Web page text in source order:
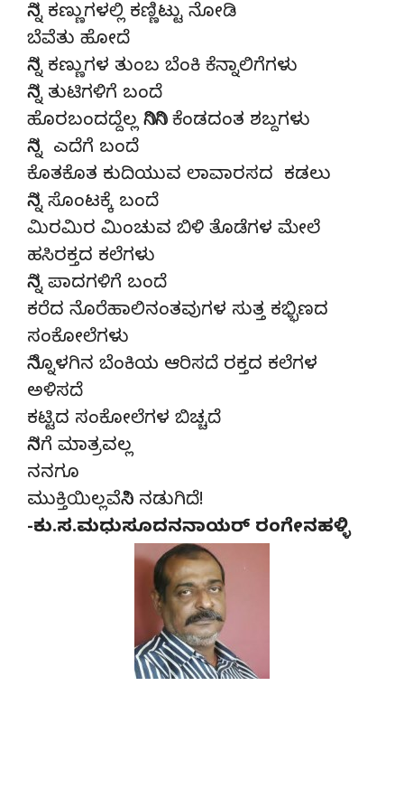
ನಿನ್ನ ಕಣ್ಣುಗಳಲ್ಲಿ ಕಣ್ಣಿಟ್ಟು ನೋಡಿ
ಬೆವೆತು ಹೋದೆ
ನಿನ್ನ ಕಣ್ಣುಗಳ ತುಂಬ ಬೆಂಕಿ ಕೆನ್ನಾಲಿಗೆಗಳು
ನಿನ್ನ ತುಟಿಗಳಿಗೆ ಬಂದೆ
ಹೊರಬಂದದ್ದೆಲ್ಲ ನಿಗಿನಿಗಿ ಕೆಂಡದಂತ ಶಬ್ದಗಳು
ನಿನ್ನ ಎದೆಗೆ ಬಂದೆ
ಕೊತಕೊತ ಕುದಿಯುವ ಲಾವಾರಸದ ಕಡಲು
ನಿನ್ನ ಸೊಂಟಕ್ಕೆ ಬಂದೆ
ಮಿರಮಿರ ಮಿಂಚುವ ಬಿಳಿ ತೊಡೆಗಳ ಮೇಲೆ
ಹಸಿರಕ್ತದ ಕಲೆಗಳು
ನಿನ್ನ ಪಾದಗಳಿಗೆ ಬಂದೆ
ಕರೆದ ನೊರೆಹಾಲಿನಂತವುಗಳ ಸುತ್ತ ಕಭ್ಭಿಣದ
ಸಂಕೋಲೆಗಳು
ನಿನ್ನೊಳಗಿನ ಬೆಂಕಿಯ ಆರಿಸದೆ ರಕ್ತದ ಕಲೆಗಳ
ಅಳಿಸದೆ
ಕಟ್ಟಿದ ಸಂಕೋಲೆಗಳ ಬಿಚ್ಚದೆ
ನಿನಗೆ ಮಾತ್ರವಲ್ಲ
ನನಗೂ
ಮುಕ್ತಿಯಿಲ್ಲವೆನಿಸಿ ನಡುಗಿದೆ!
-ಕು.ಸ.ಮಧುಸೂದನನಾಯರ್ ರಂಗೇನಹಳ್ಳಿ